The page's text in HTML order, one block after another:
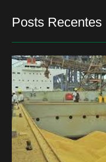
Posts Recentes